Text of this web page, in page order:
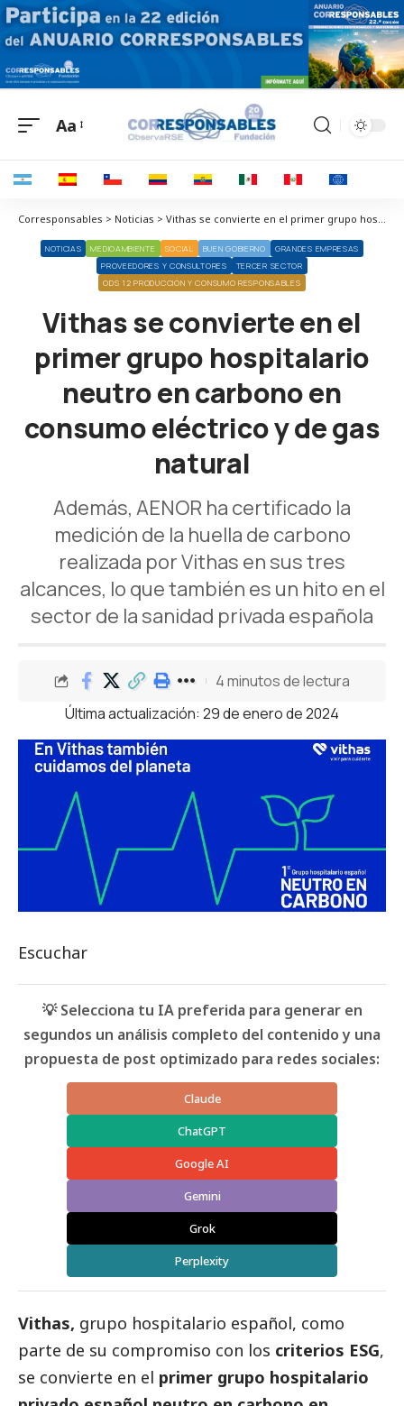
Aa
Corresponsables > Noticias > Vithas se convierte en el primer grupo hospitalario neutro en carbono en consumo eléctrico y de gas natural
NOTICIAS MEDIOAMBIENTE SOCIAL BUEN GOBIERNO
GRANDES EMPRESAS
PROVEEDORES Y CONSULTORES
TERCER SECTOR
ODS 12 PRODUCCIÓN Y CONSUMO RESPONSABLES
Vithas se convierte en el
primer grupo hospitalario
neutro en carbono en
consumo eléctrico y de gas
natural
Además, AENOR ha certificado la
medición de la huella de carbono
realizada por Vithas en sus tres
alcances, lo que también es un hito en el
sector de la sanidad privada española
Última actualización: 29 de enero de 2024
4 minutos de lectura
Escuchar
💡 Selecciona tu IA preferida para generar en
segundos un análisis completo del contenido y una
propuesta de post optimizado para redes sociales:
Claude
ChatGPT
Google AI
Gemini
Grok
Perplexity
Vithas, grupo hospitalario español, como
parte de su compromiso con los criterios ESG,
se convierte en el primer grupo hospitalario